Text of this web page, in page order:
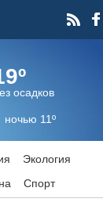
осадков
11º
Экология
Спорт